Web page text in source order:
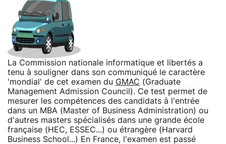
La Commission nationale informatique et libertés a
tenu à souligner dans son communiqué le caractère
'mondial' de cet examen du GMAC (Graduate
Management Admission Council). Ce test permet de
mesurer les compétences des candidats à l'entrée
dans un MBA (Master of Business Administration) ou
d'autres masters spécialisés dans une grande école
française (HEC, ESSEC...) ou étrangère (Harvard
Business School...) En France, l'examen est passé